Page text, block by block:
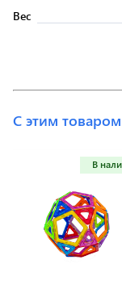
Вес
С этим
В